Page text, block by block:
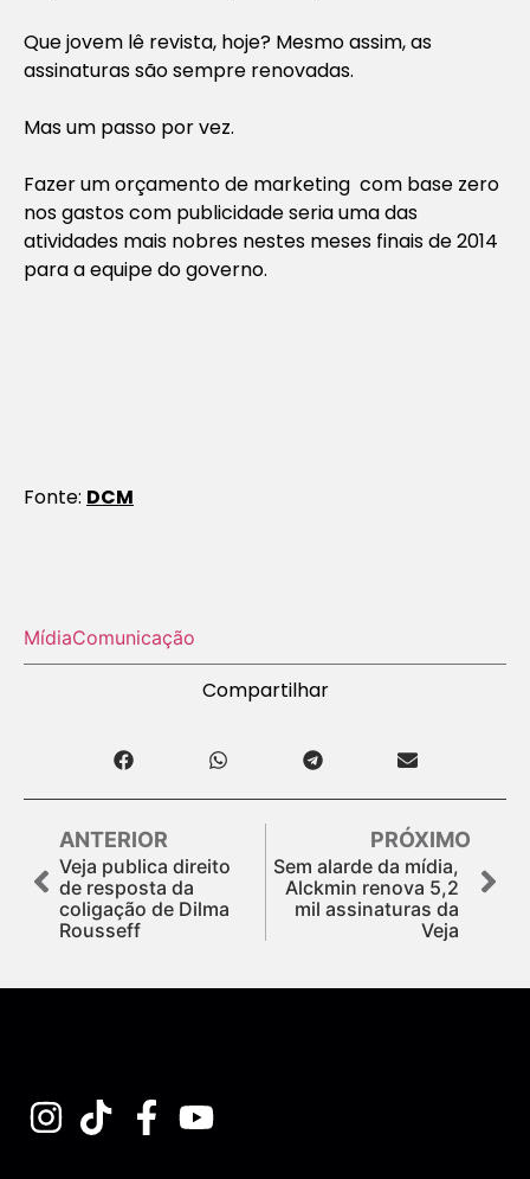
Que jovem lê revista, hoje? Mesmo assim, as
assinaturas são sempre renovadas.
Mas um passo por vez.
Fazer um orçamento de marketing com base zero
nos gastos com publicidade seria uma das
atividades mais nobres nestes meses finais de 2014
para a equipe do governo.
Fonte: DCM
MídiaComunicação
Compartilhar
ANTERIOR
Veja publica direito
de resposta da
coligação de Dilma
Rousseff
PRÓXIMO
Sem alarde da mídia,
Alckmin renova 5,2
mil assinaturas da
Veja